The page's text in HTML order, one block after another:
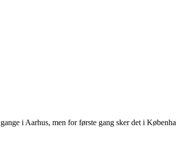
i Aarhus, men for første gang sker det i